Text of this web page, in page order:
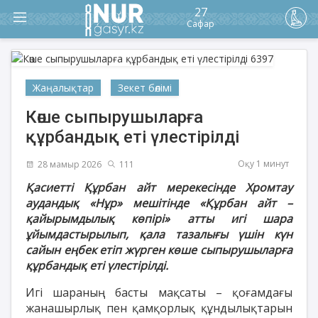
27
Сафар
Жаңалықтар Зекет бөлімі
Көше сыпырушыларға
құрбандық еті үлестірілді
28 мамыр 2026 111 Оқу 1 минут
Қасиетті Құрбан айт мерекесінде Хромтау
аудандық «Нұр» мешітінде «Құрбан айт –
қайырымдылық көпірі» атты игі шара
ұйымдастырылып, қала тазалығы үшін күн
сайын еңбек етіп жүрген көше сыпырушыларға
құрбандық еті үлестірілді.
Игі шараның басты мақсаты – қоғамдағы
жанашырлық пен қамқорлық құндылықтарын